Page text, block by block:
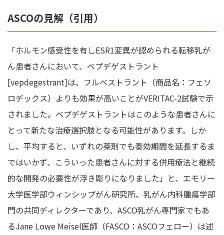
ASCOの見解（引用）
「ホルモン感受性を有しESR1変異が認められる転移乳が
ん患者さんにおいて、ベプデゲストラント
[vepdegestrant]は、フルベストラント（商品名：フェソ
ロデックス）よりも効果が高いことがVERITAC-2試験で示
されました。ベプデゲストラントはこのような患者さんに
とって新たな治療選択肢となる可能性があります。しか
し、平均すると、いずれの薬剤でも奏効期間を延長するま
ではいかず、こういった患者さんに対する併用療法と継続
的な開発の必要性が浮き彫りになりました」と、エモリー
大学医学部ウィンシップがん研究所、乳がん内科腫瘍学部
門の共同ディレクターであり、ASCO乳がん専門家でもあ
るJane Lowe Meisel医師（FASCO：ASCOフェロー）は述